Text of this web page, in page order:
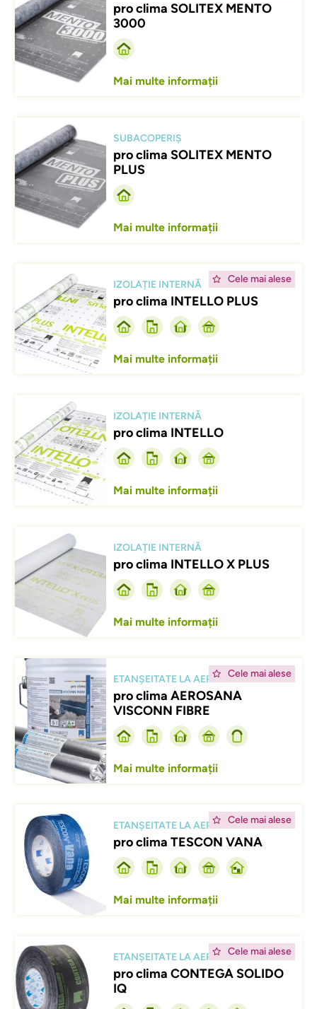
pro clima SOLITEX MENTO
3000
Mai multe informații
Afbeelding
SUBACOPERIȘ
pro clima SOLITEX MENTO
PLUS
Mai multe informații
Cele mai alese
IZOLAȚIE INTERNĂ
pro clima INTELLO PLUS
Mai multe informații
Afbeelding
IZOLAȚIE INTERNĂ
pro clima INTELLO
Mai multe informații
Afbeelding
IZOLAȚIE INTERNĂ
pro clima INTELLO X PLUS
Mai multe informații
Cele mai alese
Afbeelding
ETANȘEITATE LA AER
pro clima AEROSANA
VISCONN FIBRE
Mai multe informații
Cele mai alese
Afbeelding
ETANȘEITATE LA AER
pro clima TESCON VANA
Mai multe informații
Cele mai alese
Afbeelding
ETANȘEITATE LA AER
pro clima CONTEGA SOLIDO
IQ